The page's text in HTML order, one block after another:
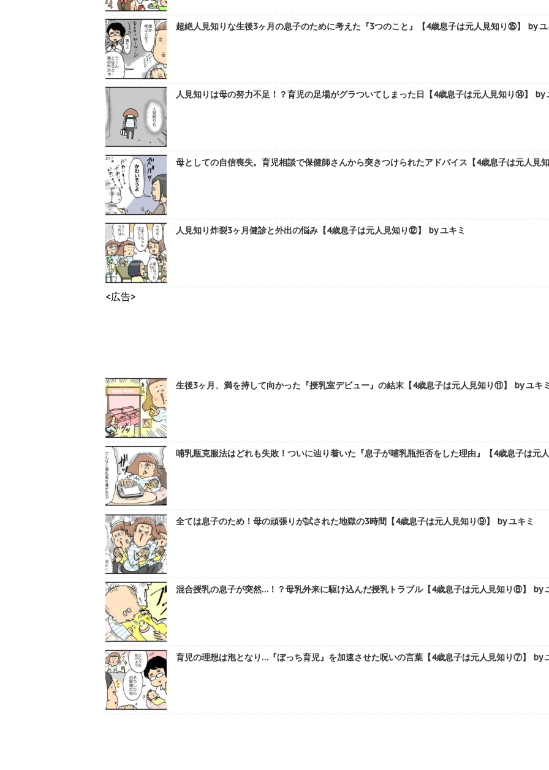
超絶人見知りな生後3ヶ月の息子のために考えた『3つのこと』【4歳息子は元人見知り⑮】 by
人見知りは母の努力不足！？育児の足場がグラついてしまった日【4歳息子は元人見知り⑭】 by
母としての自信喪失。育児相談で保健師さんから突きつけられたアドバイス【4歳息子は元人見
人見知り炸裂3ヶ月健診と外出の悩み【4歳息子は元人見知り⑫】 by ユキミ
<広告>
生後3ヶ月、満を持して向かった『授乳室デビュー』の結末【4歳息子は元人見知り⑪】 by ユキ
哺乳瓶克服法はどれも失敗！ついに辿り着いた『息子が哺乳瓶拒否をした理由』【4歳息子は元
全ては息子のため！母の頑張りが試された地獄の3時間【4歳息子は元人見知り⑨】 by ユキミ
混合授乳の息子が突然…！？母乳外来に駆け込んだ授乳トラブル【4歳息子は元人見知り⑧】 by
育児の理想は泡となり…『ぼっち育児』を加速させた呪いの言葉【4歳息子は元人見知り⑦】 by